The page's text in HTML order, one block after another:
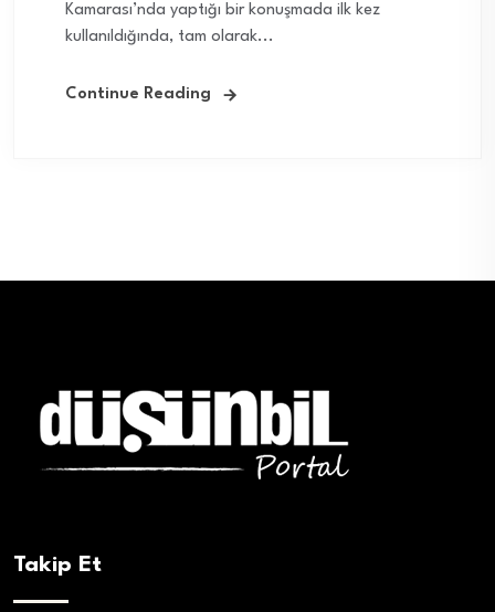
Kamarası’nda yaptığı bir konuşmada ilk kez
kullanıldığında, tam olarak...
Continue Reading
Takip Et